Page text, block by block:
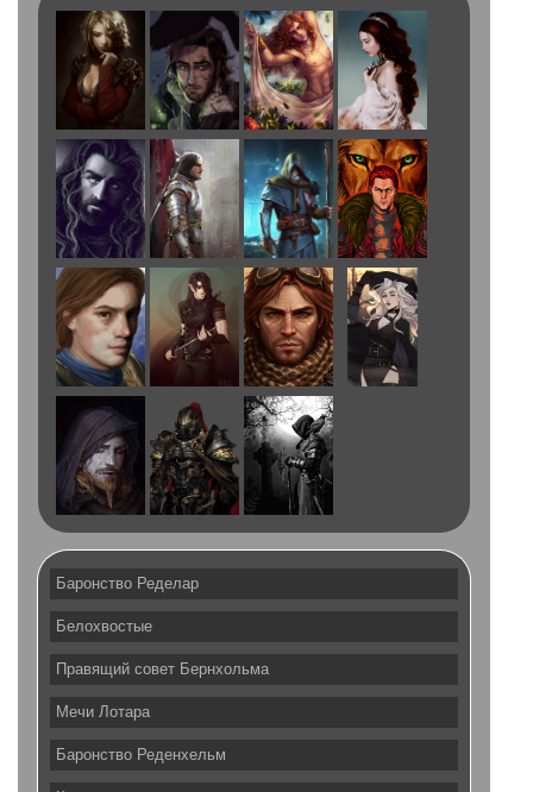
Баронство Ределар
Белохвостые
Правящий совет Бернхольма
Мечи Лотара
Баронство Реденхельм